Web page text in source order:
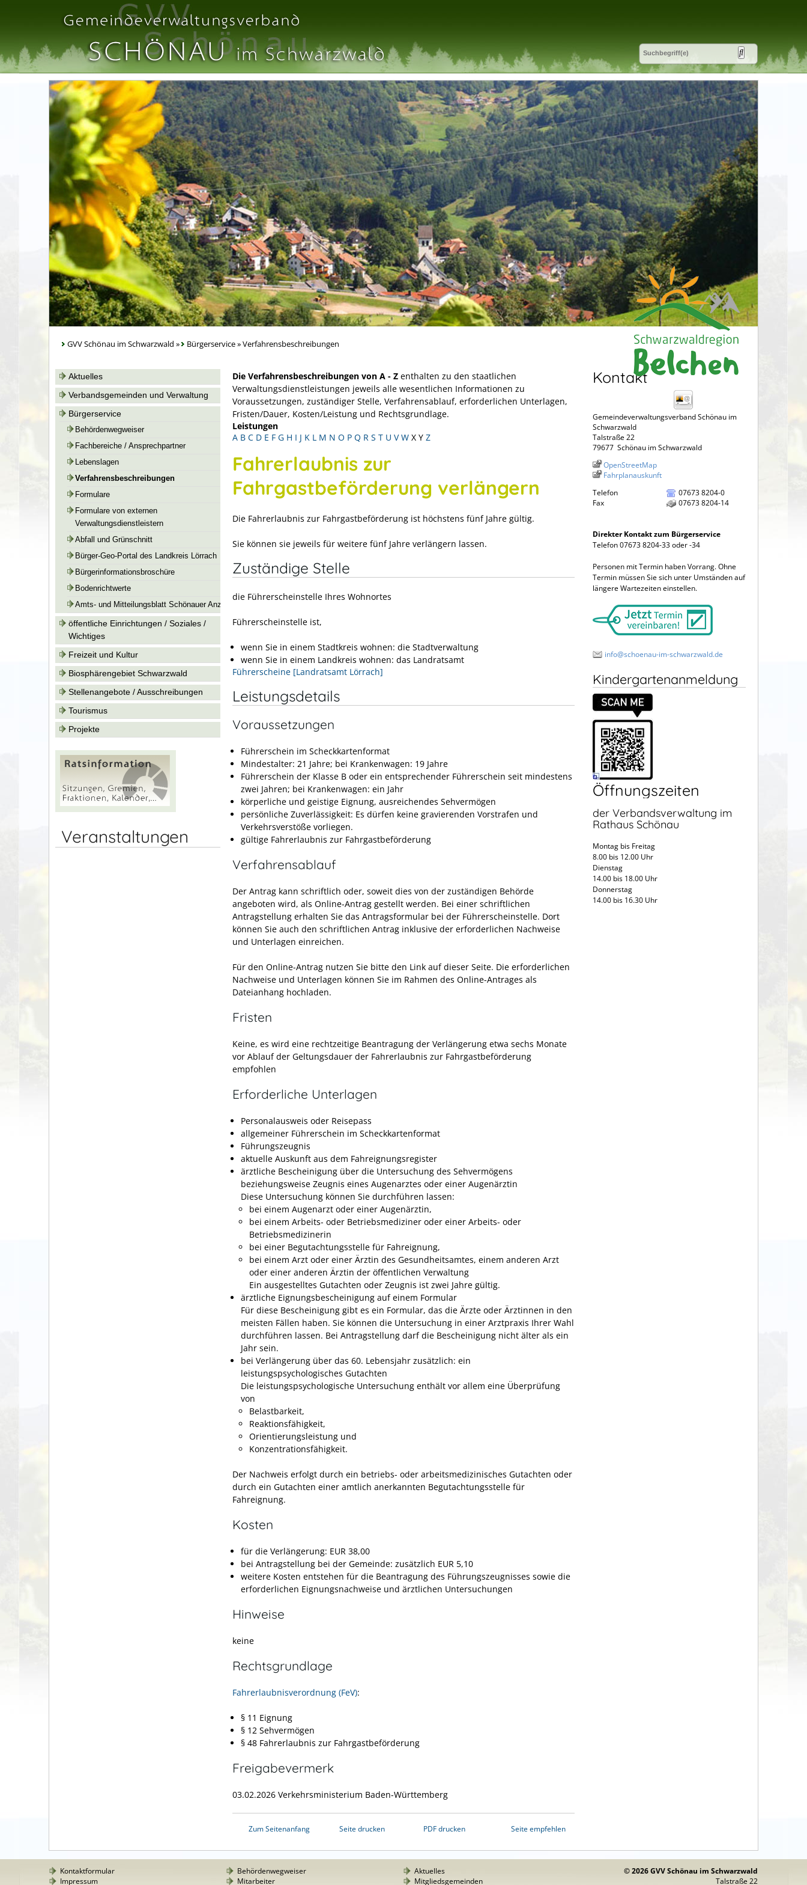
GVV Schönau im Schwarzwald » Bürgerservice»Verfahrensbeschreibungen
Aktuelles
Verbandsgemeinden und Verwaltung
Bürgerservice
Behördenwegweiser
Fachbereiche / Ansprechpartner
Lebenslagen
Verfahrensbeschreibungen
Formulare
Formulare von externen
Verwaltungsdienstleistern
Abfall und Grünschnitt
Bürger-Geo-Portal des Landkreis Lörrach
Bürgerinformationsbroschüre
Bodenrichtwerte
Amts- und Mitteilungsblatt Schönauer Anzeiger
öffentliche Einrichtungen / Soziales /
Wichtiges
Freizeit und Kultur
Biosphärengebiet Schwarzwald
Stellenangebote / Ausschreibungen
Tourismus
Projekte
Veranstaltungen
Die Verfahrensbeschreibungen von A - Z enthalten zu den staatlichen
Verwaltungsdienstleistungen jeweils alle wesentlichen Informationen zu
Voraussetzungen, zuständiger Stelle, Verfahrensablauf, erforderlichen Unterlagen,
Fristen/Dauer, Kosten/Leistung und Rechtsgrundlage.
Leistungen
A B C D E F G H I J K L M N O P Q R S T U V W X Y Z
Fahrerlaubnis zur
Fahrgastbeförderung verlängern
Die Fahrerlaubnis zur Fahrgastbeförderung ist höchstens fünf Jahre gültig.
Sie können sie jeweils für weitere fünf Jahre verlängern lassen.
Zuständige Stelle
die Führerscheinstelle Ihres Wohnortes
Führerscheinstelle ist,
wenn Sie in einem Stadtkreis wohnen: die Stadtverwaltung
wenn Sie in einem Landkreis wohnen: das Landratsamt
Führerscheine [Landratsamt Lörrach]
Leistungsdetails
Voraussetzungen
Führerschein im Scheckkartenformat
Mindestalter: 21 Jahre; bei Krankenwagen: 19 Jahre
Führerschein der Klasse B oder ein entsprechender Führerschein seit mindestens
zwei Jahren; bei Krankenwagen: ein Jahr
körperliche und geistige Eignung, ausreichendes Sehvermögen
persönliche Zuverlässigkeit: Es dürfen keine gravierenden Vorstrafen und
Verkehrsverstöße vorliegen.
gültige Fahrerlaubnis zur Fahrgastbeförderung
Verfahrensablauf
Der Antrag kann schriftlich oder, soweit dies von der zuständigen Behörde
angeboten wird, als Online-Antrag gestellt werden. Bei einer schriftlichen
Antragstellung erhalten Sie das Antragsformular bei der Führerscheinstelle. Dort
können Sie auch den schriftlichen Antrag inklusive der erforderlichen Nachweise
und Unterlagen einreichen.
Für den Online-Antrag nutzen Sie bitte den Link auf dieser Seite. Die erforderlichen
Nachweise und Unterlagen können Sie im Rahmen des Online-Antrages als
Dateianhang hochladen.
Fristen
Keine, es wird eine rechtzeitige Beantragung der Verlängerung etwa sechs Monate
vor Ablauf der Geltungsdauer der Fahrerlaubnis zur Fahrgastbeförderung
empfohlen
Erforderliche Unterlagen
Personalausweis oder Reisepass
allgemeiner Führerschein im Scheckkartenformat
Führungszeugnis
aktuelle Auskunft aus dem Fahreignungsregister
ärztliche Bescheinigung über die Untersuchung des Sehvermögens
beziehungsweise Zeugnis eines Augenarztes oder einer Augenärztin
Diese Untersuchung können Sie durchführen lassen:
bei einem Augenarzt oder einer Augenärztin,
bei einem Arbeits- oder Betriebsmediziner oder einer Arbeits- oder
Betriebsmedizinerin
bei einer Begutachtungsstelle für Fahreignung,
bei einem Arzt oder einer Ärztin des Gesundheitsamtes, einem anderen Arzt
oder einer anderen Ärztin der öffentlichen Verwaltung
Ein ausgestelltes Gutachten oder Zeugnis ist zwei Jahre gültig.
ärztliche Eignungsbescheinigung auf einem Formular
Für diese Bescheinigung gibt es ein Formular, das die Ärzte oder Ärztinnen in den
meisten Fällen haben. Sie können die Untersuchung in einer Arztpraxis Ihrer Wahl
durchführen lassen. Bei Antragstellung darf die Bescheinigung nicht älter als ein
Jahr sein.
bei Verlängerung über das 60. Lebensjahr zusätzlich: ein
leistungspsychologisches Gutachten
Die leistungspsychologische Untersuchung enthält vor allem eine Überprüfung
von
Belastbarkeit,
Reaktionsfähigkeit,
Orientierungsleistung und
Konzentrationsfähigkeit.
Der Nachweis erfolgt durch ein betriebs- oder arbeitsmedizinisches Gutachten oder
durch ein Gutachten einer amtlich anerkannten Begutachtungsstelle für
Fahreignung.
Kosten
für die Verlängerung: EUR 38,00
bei Antragstellung bei der Gemeinde: zusätzlich EUR 5,10
weitere Kosten entstehen für die Beantragung des Führungszeugnisses sowie die
erforderlichen Eignungsnachweise und ärztlichen Untersuchungen
Hinweise
keine
Rechtsgrundlage
Fahrerlaubnisverordnung (FeV):
§ 11 Eignung
§ 12 Sehvermögen
§ 48 Fahrerlaubnis zur Fahrgastbeförderung
Freigabevermerk
03.02.2026 Verkehrsministerium Baden-Württemberg
Zum Seitenanfang Seite drucken PDF drucken Seite empfehlen
Kontakt
Gemeindeverwaltungsverband Schönau im
Schwarzwald
Talstraße 22
79677 Schönau im Schwarzwald
OpenStreetMap
Fahrplanauskunft
Telefon
07673 8204-0
Fax
07673 8204-14
Direkter Kontakt zum Bürgerservice
Telefon 07673 8204-33 oder -34
Personen mit Termin haben Vorrang. Ohne
Termin müssen Sie sich unter Umständen auf
längere Wartezeiten einstellen.
info@schoenau-im-schwarzwald.de
Kindergartenanmeldung
Öffnungszeiten
der Verbandsverwaltung im
Rathaus Schönau
Montag bis Freitag
8.00 bis 12.00 Uhr
Dienstag
14.00 bis 18.00 Uhr
Donnerstag
14.00 bis 16.30 Uhr
Kontaktformular
Impressum
Behördenwegweiser
Mitarbeiter
Aktuelles
Mitgliedsgemeinden
© 2026 GVV Schönau im Schwarzwald
Talstraße 22